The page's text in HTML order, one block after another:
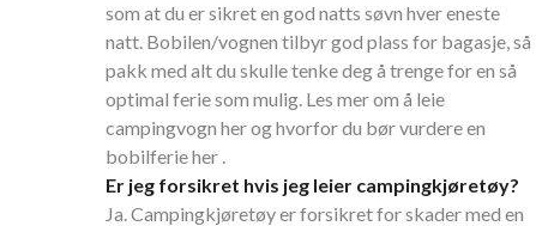
som at du er sikret en god natts søvn hver eneste
natt. Bobilen/vognen tilbyr god plass for bagasje, så
pakk med alt du skulle tenke deg å trenge for en så
optimal ferie som mulig. Les mer om å leie
campingvogn her og hvorfor du bør vurdere en
bobilferie her .
Er jeg forsikret hvis jeg leier campingkjøretøy?
Ja. Campingkjøretøy er forsikret for skader med en